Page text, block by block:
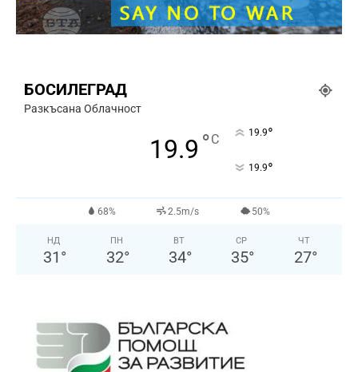
БОСИЛЕГРАД
Разкъсана Облачност
19.9 °C 19.9°
19.9°
68% 2.5m/s 50%
НД
31 °
ПН
32°
ВТ
34°
СР
35°
ЧТ
27°